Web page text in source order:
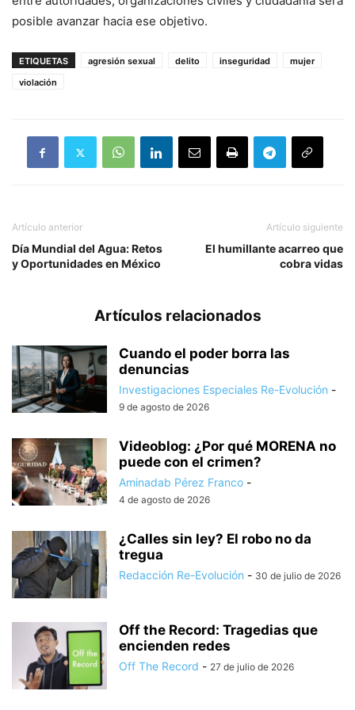
posible avanzar hacia ese objetivo.
ETIQUETAS agresión sexual delito inseguridad
mujer
violación
Artículo anterior
Día Mundial del Agua: Retos
y Oportunidades en México
Artículo siguiente
El humillante acarreo que
cobra vidas
Artículos relacionados
Cuando el poder borra las
denuncias
Investigaciones Especiales Re-Evolución -
9 de agosto de 2026
Videoblog: ¿Por qué MORENA no
puede con el crimen?
Aminadab Pérez Franco -
4 de agosto de 2026
¿Calles sin ley? El robo no da
tregua
Redacción Re-Evolución - 30 de julio de 2026
Off the Record: Tragedias que
encienden redes
Off The Record - 27 de julio de 2026